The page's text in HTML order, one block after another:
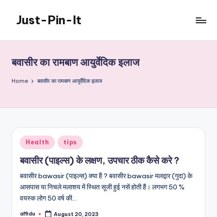
content
Just-Pin-It
बवासीर का रामबाण आयुर्वेदिक इलाज
Home बवासीर का रामबाण आयुर्वेदिक इलाज
Posted
in
Health tips
बवासीर (पाइल्स) के लक्षण, उपचार ठीक कैसे करे ?
बवासीर bawasir (पाइल्स) क्या हैं ? बवासीर bawasir मलद्वार (गुदा) के
आसपास या निचले मलाशय में स्थित सूजी हुई नसें होती हैं। लगभग 50 %
वयस्क लोग 50 वर्ष की…
affidu August 20, 2023